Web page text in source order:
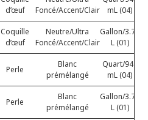
d’œuf
Foncé/Accent/Clair
mL (04)
Coquille
d’œuf
Neutre/Ultra
Foncé/Accent/Clair
Gallon/3.78
L (01)
Perle
Blanc
prémélangé
Quart/946
mL (04)
Perle
Blanc
prémélangé
Gallon/3.78
L (01)